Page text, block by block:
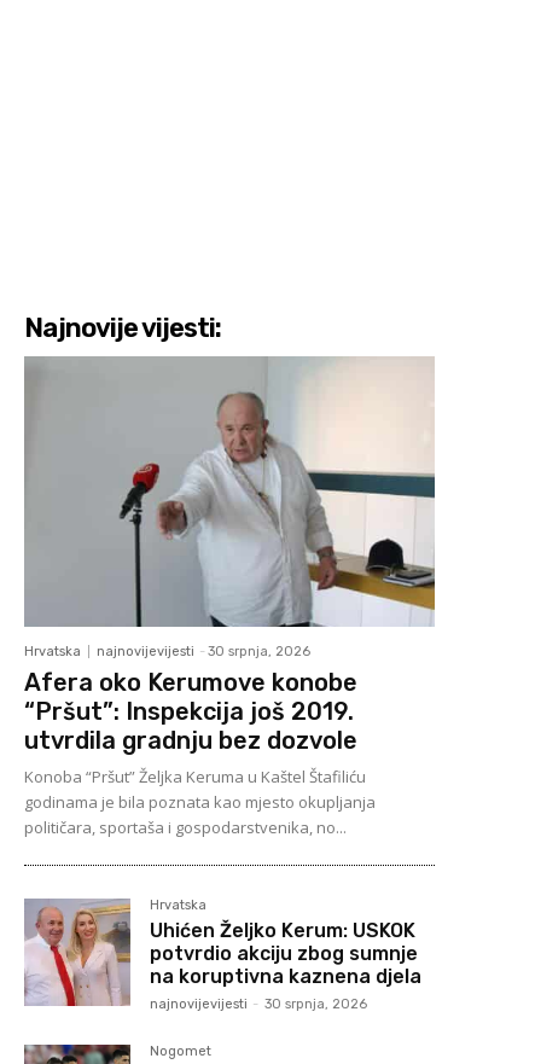
Najnovije vijesti:
Hrvatska najnovijevijesti - 30 srpnja, 2026
Afera oko Kerumove konobe
“Pršut”: Inspekcija još 2019.
utvrdila gradnju bez dozvole
Konoba “Pršut” Željka Keruma u Kaštel Štafiliću
godinama je bila poznata kao mjesto okupljanja
političara, sportaša i gospodarstvenika, no...
Hrvatska
Uhićen Željko Kerum: USKOK
potvrdio akciju zbog sumnje
na koruptivna kaznena djela
najnovijevijesti - 30 srpnja, 2026
Nogomet